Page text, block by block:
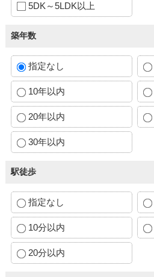
5DK～5LDK以上
築年数
指定なし
10年以内
20年以内
30年以内
駅徒歩
指定なし
10分以内
20分以内